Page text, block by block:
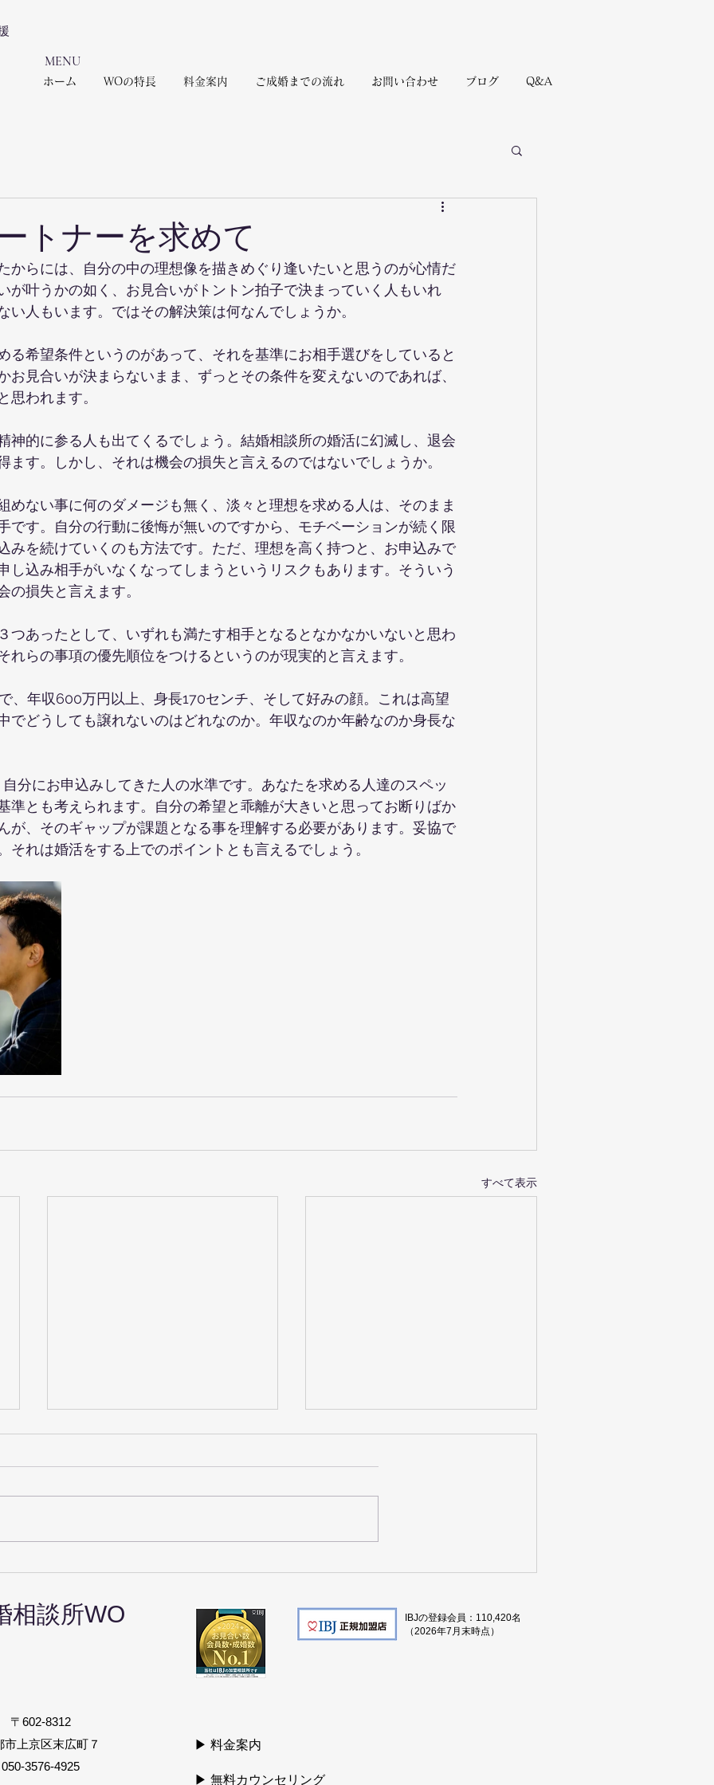
​MENU
ホーム WOの特長 料金案内 ご成婚までの流れ お問い合わせ ブログ Q&A
トナーを求めて
からには、自分の中の理想像を描きめぐり逢いたいと思うのが心情だ
が叶うかの如く、お見合いがトントン拍子で決まっていく人もいれ
い人もいます。ではその解決策は何なんでしょうか。
る希望条件というのがあって、それを基準にお相手選びをしていると
お見合いが決まらないまま、ずっとその条件を変えないのであれば、
思われます。
神的に参る人も出てくるでしょう。結婚相談所の婚活に幻滅し、退会
ます。しかし、それは機会の損失と言えるのではないでしょうか。
めない事に何のダメージも無く、淡々と理想を求める人は、そのまま
です。自分の行動に後悔が無いのですから、モチベーションが続く限
みを続けていくのも方法です。ただ、理想を高く持つと、お申込みで
し込み相手がいなくなってしまうというリスクもあります。そういう
の損失と言えます。
つあったとして、いずれも満たす相手となるとなかなかいないと思わ
れらの事項の優先順位をつけるというのが現実的と言えます。
、年収600万円以上、身長170センチ、そして好みの顔。これは高望
でどうしても譲れないのはどれなのか。年収なのか年齢なのか身長な
分にお申込みしてきた人の水準です。あなたを求める人達のスペッ
準とも考えられます。自分の希望と乖離が大きいと思ってお断りばか
が、そのギャップが課題となる事を理解する必要があります。妥協で
それは婚活をする上でのポイントとも言えるでしょう。
すべて表示
相談所WO
IBJの登録会員：110,420名
（2026年7月 末時点）
〒602-8312
市上京区末広町７
050-3576-4925
▶ 料金案内
▶ 無料カウンセリング